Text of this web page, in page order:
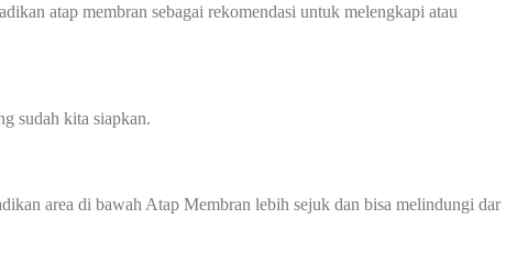
atap membran sebagai rekomendasi untuk melengkapi atau
sudah kita siapkan.
area di bawah Atap Membran lebih sejuk dan bisa melindungi dar